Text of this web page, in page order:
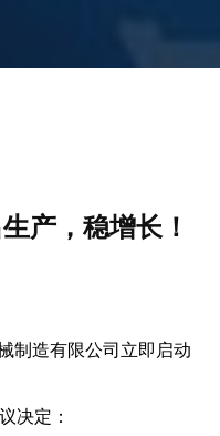
产，稳增长！
制造有限公司立即启动
决定：